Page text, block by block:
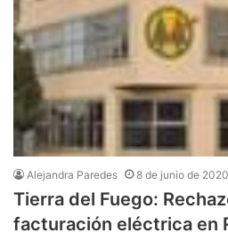
Alejandra Paredes 8 de junio de 2020
Tierra del Fuego:
facturación eléctrica en